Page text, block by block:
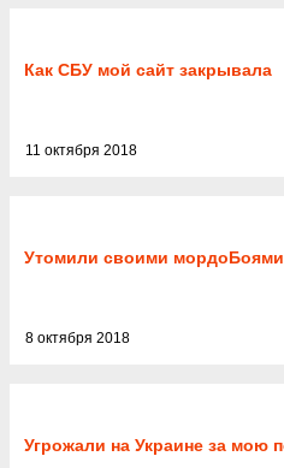
Как СБУ мой сайт закрывала
11 октября 2018
Утомили своими мордоБоями
8 октября 2018
Угрожали на Украине за мою